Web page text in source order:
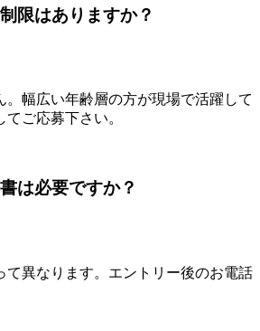
限はありますか？
。幅広い年齢層の方が現場で活躍して
ご応募下さい。
は必要ですか？
て異なります。エントリー後のお電話